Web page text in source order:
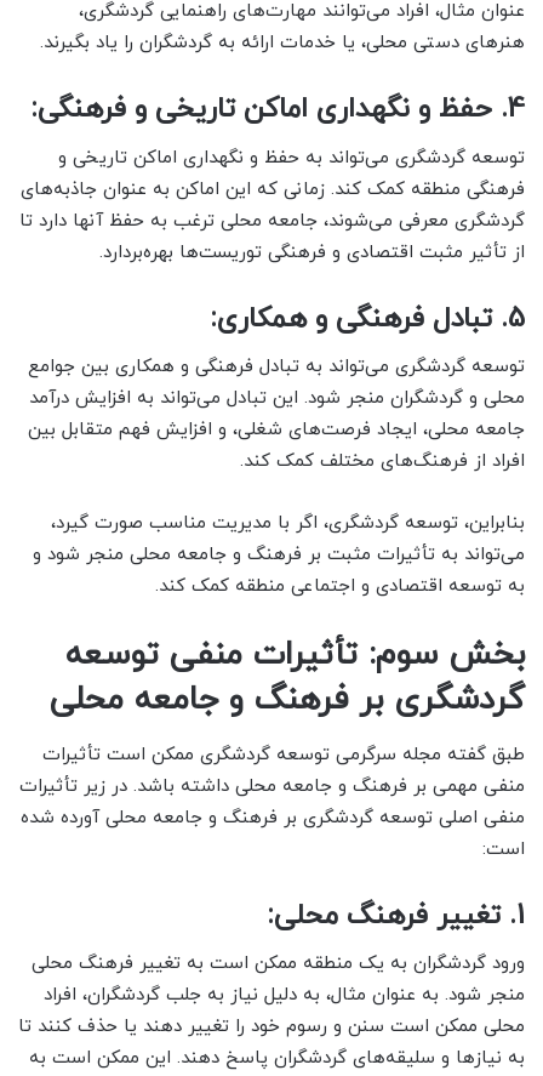
عنوان مثال، افراد می‌توانند مهارت‌های راهنمایی گردشگری،
هنرهای دستی محلی، یا خدمات ارائه به گردشگران را یاد بگیرند.
4. حفظ و نگهداری اماکن تاریخی و فرهنگی:
توسعه گردشگری می‌تواند به حفظ و نگهداری اماکن تاریخی و
فرهنگی منطقه کمک کند. زمانی که این اماکن به عنوان جاذبه‌های
گردشگری معرفی می‌شوند، جامعه محلی ترغب به حفظ آنها دارد تا
از تأثیر مثبت اقتصادی و فرهنگی توریست‌ها بهره‌بردارد.
5. تبادل فرهنگی و همکاری:
توسعه گردشگری می‌تواند به تبادل فرهنگی و همکاری بین جوامع
محلی و گردشگران منجر شود. این تبادل می‌تواند به افزایش درآمد
جامعه محلی، ایجاد فرصت‌های شغلی، و افزایش فهم متقابل بین
افراد از فرهنگ‌های مختلف کمک کند.
بنابراین، توسعه گردشگری، اگر با مدیریت مناسب صورت گیرد،
می‌تواند به تأثیرات مثبت بر فرهنگ و جامعه محلی منجر شود و
به توسعه اقتصادی و اجتماعی منطقه کمک کند.
بخش سوم: تأثیرات منفی توسعه
گردشگری بر فرهنگ و جامعه محلی
طبق گفته مجله سرگرمی توسعه گردشگری ممکن است تأثیرات
منفی مهمی بر فرهنگ و جامعه محلی داشته باشد. در زیر تأثیرات
منفی اصلی توسعه گردشگری بر فرهنگ و جامعه محلی آورده شده
است:
1. تغییر فرهنگ محلی:
ورود گردشگران به یک منطقه ممکن است به تغییر فرهنگ محلی
منجر شود. به عنوان مثال، به دلیل نیاز به جلب گردشگران، افراد
محلی ممکن است سنن و رسوم خود را تغییر دهند یا حذف کنند تا
به نیازها و سلیقه‌های گردشگران پاسخ دهند. این ممکن است به